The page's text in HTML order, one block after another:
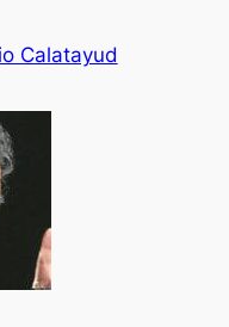
Calatayud